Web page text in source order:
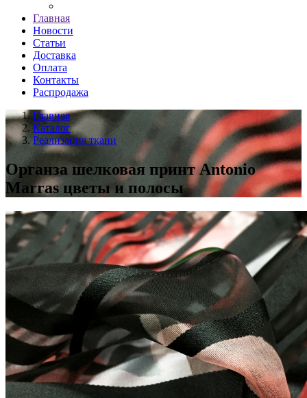
Главная
Новости
Статьи
Доставка
Оплата
Контакты
Распродажа
Главная
Каталог
Реализация ткани
Органза шелковая принт Antonio
Marras цветы и полосы